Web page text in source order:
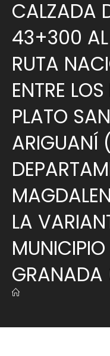
CALZADA
43+300
RUTA
ENTRE
PLATO
ARIGUANÍ
LA